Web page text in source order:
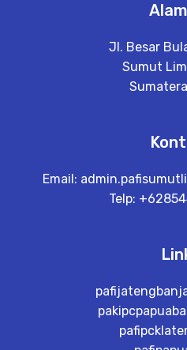
Jl. Besar
Sumut
Email:
Telp: